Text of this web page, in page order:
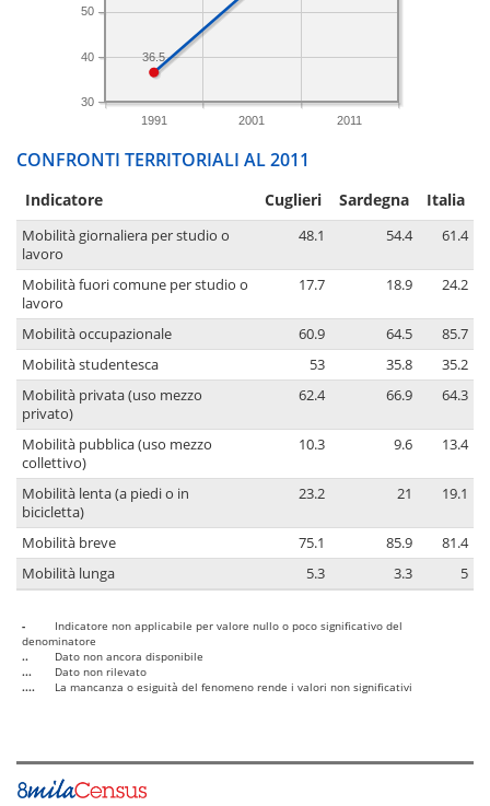
1991 2001 2011
30
40
50
36.5
CONFRONTI TERRITORIALI AL 2011
Indicatore Cuglieri Sardegna Italia
Mobilità giornaliera per studio o
lavoro
48.1 54.4 61.4
Mobilità fuori comune per studio o
lavoro
17.7 18.9 24.2
Mobilità occupazionale 60.9 64.5
85.7
Mobilità studentesca
53 35.8
35.2
Mobilità privata (uso mezzo
privato)
62.4 66.9 64.3
Mobilità pubblica (uso mezzo
collettivo)
10.3 9.6 13.4
Mobilità lenta (a piedi o in
bicicletta)
23.2 21 19.1
Mobilità breve 75.1 85.9
81.4
Mobilità lunga
5.3 3.3 5
-
Indicatore non applicabile per valore nullo o poco significativo del
denominatore
..
Dato non ancora disponibile
...
Dato non rilevato
....
La mancanza o esiguità del fenomeno rende i valori non significativi